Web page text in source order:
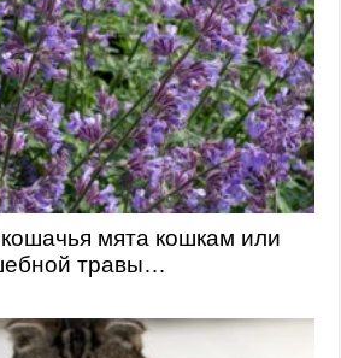
мята кошкам или
травы…